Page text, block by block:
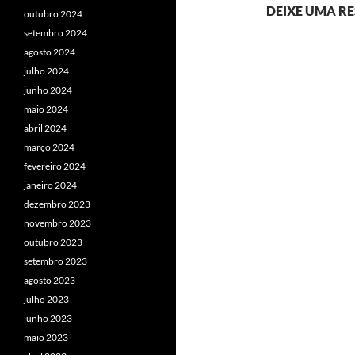
DEIXE UMA
outubro 2024
setembro 2024
agosto 2024
julho 2024
junho 2024
maio 2024
abril 2024
março 2024
fevereiro 2024
janeiro 2024
dezembro 2023
novembro 2023
outubro 2023
setembro 2023
agosto 2023
julho 2023
junho 2023
maio 2023